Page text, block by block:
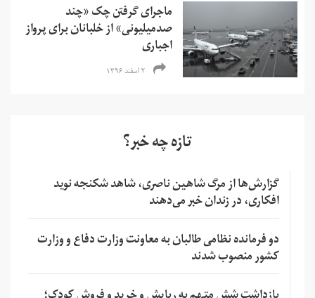
ماجرای گرفتن چک «چند
صدمیلیونی» از خلبانان برای پرواز
اجباری
۲ اسفند ۱۳۹۶
تازه چه خبر؟
گزارش‌ها از مرگ شاهین ناصری، شاهد شکنجه نوید
افکاری، در زندان خبر می‌دهند
دو فرمانده نظامی طالبان به معاونت وزارت دفاع و وزارت
کشور منصوب شدند